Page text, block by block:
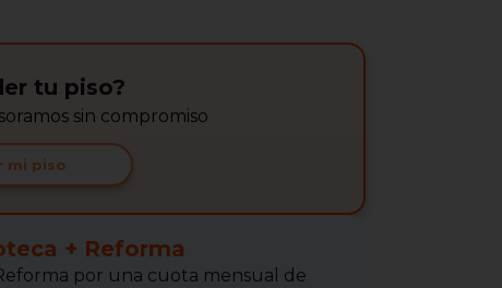
tu piso?
sin compromiso
mi piso
+ Reforma
por una cuota mensual de